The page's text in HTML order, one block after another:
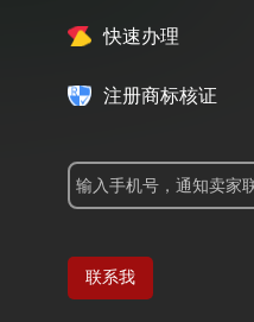
快速办理
注册商标核证